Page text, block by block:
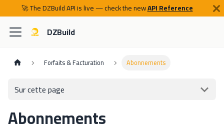
🚀 The DZBuild API is live — check the newAPI Reference
DZBuild
Forfaits & Facturation Abonnements
Sur cette page
Abonnements